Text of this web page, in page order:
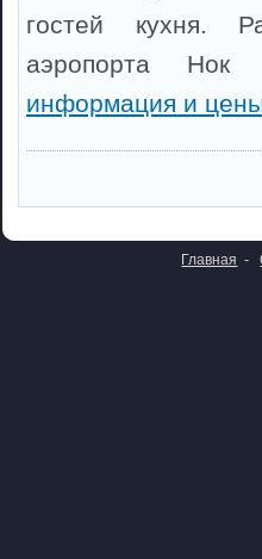
гостей кухня.
аэропорта
информация и
Главная -